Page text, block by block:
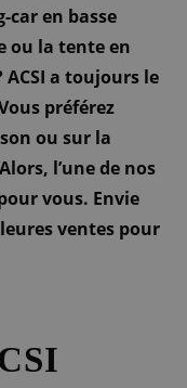
car en basse
ou la tente en
a toujours le
préférez
ou sur la
l’une de nos
vous. Envie
ventes pour